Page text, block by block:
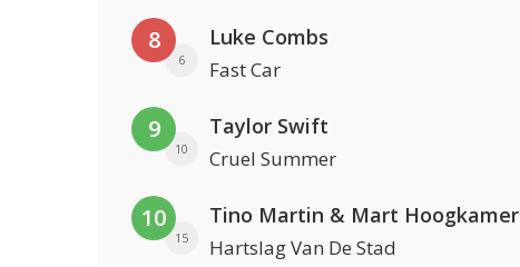
8
6
Luke Combs
Fast Car
9
10
Taylor Swift
Cruel Summer
10
15
Tino Martin & Mart Hoogkamer
Hartslag Van De Stad